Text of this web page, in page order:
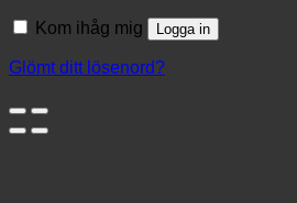
Kom ihåg mig Logga in
Glömt ditt lösenord?